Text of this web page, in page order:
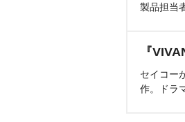
製品担当
『
セイコー
作。ドラ